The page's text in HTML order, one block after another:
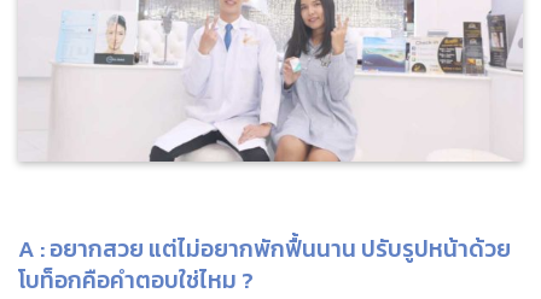
A : อยากสวย แต่ไม่อยากพักฟื้นนาน ปรับรูปหน้าด้วย
โบท็อกคือคำตอบใช่ไหม ?